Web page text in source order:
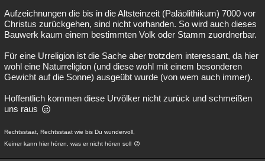
Aufzeichnungen die bis in die Altsteinzeit (Paläolithikum) 7000 vor
Christus zurückgehen, sind nicht vorhanden. So wird auch dieses
Bauwerk kaum einem bestimmten Volk oder Stamm zuordnerbar.
Für eine Urreligion ist die Sache aber trotzdem interessant, da hier
wohl eine Naturreligion (und diese wohl mit einem besonderen
Gewicht auf die Sonne) ausgeübt wurde (von wem auch immer).
Hoffentlich kommen diese Urvölker nicht zurück und schmeißen
uns raus
Rechtsstaat, Rechtsstaat wie bis Du wundervoll,
Keiner kann hier hören, was er nicht hören soll